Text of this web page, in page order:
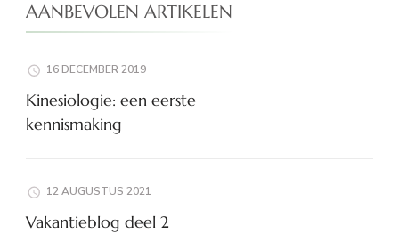
AANBEVOLEN ARTIKELEN
16 DECEMBER 2019
Kinesiologie: een eerste
kennismaking
12 AUGUSTUS 2021
Vakantieblog deel 2